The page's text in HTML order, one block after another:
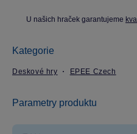
U našich hraček garantujeme
Kategorie
Deskové hry EPEE Czech
Parametry produktu